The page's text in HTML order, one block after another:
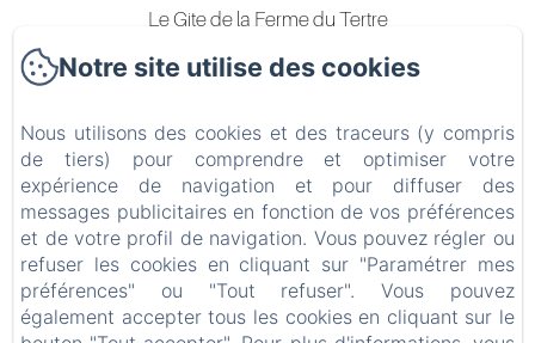
Le Gite de la Ferme du Tertre
501 rue de fressain
0680434863
Contactez nous
Accueil
Hébergements
Bien-être
Galerie photos
Notre site utilise des cookies
Nous utilisons des cookies et des traceurs (y compris
de tiers) pour comprendre et optimiser votre
expérience de navigation et pour diffuser des
messages publicitaires en fonction de vos préférences
et de votre profil de navigation. Vous pouvez régler ou
refuser les cookies en cliquant sur "Paramétrer mes
préférences" ou "Tout refuser". Vous pouvez
également accepter tous les cookies en cliquant sur le